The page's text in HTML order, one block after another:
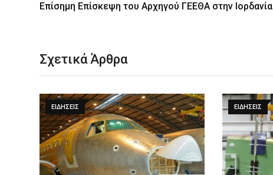
Επίσημη Επίσκεψη του Αρχηγού ΓΕΕΘΑ στην Ιορδανία
Σχετικά Άρθρα
ΕΙΔΉΣΕΙΣ ΕΙΔΉΣΕΙΣ